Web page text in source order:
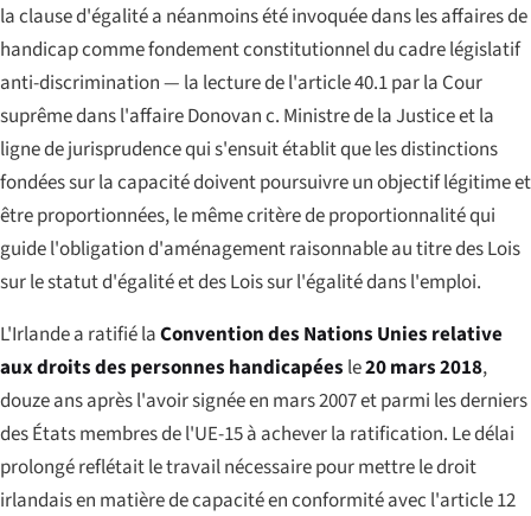
la clause d'égalité a néanmoins été invoquée dans les affaires de
handicap comme fondement constitutionnel du cadre législatif
anti-discrimination — la lecture de l'article 40.1 par la Cour
suprême dans l'affaireDonovan c. Ministre de la Justiceet la
ligne de jurisprudence qui s'ensuit établit que les distinctions
fondées sur la capacité doivent poursuivre un objectif légitime et
être proportionnées, le même critère de proportionnalité qui
guide l'obligation d'aménagement raisonnable au titre des Lois
sur le statut d'égalité et des Lois sur l'égalité dans l'emploi.
L'Irlande a ratifié laConvention des Nations Unies relative
aux droits des personnes handicapées le20 mars 2018,
douze ans après l'avoir signée en mars 2007 et parmi les derniers
des États membres de l'UE-15 à achever la ratification. Le délai
prolongé reflétait le travail nécessaire pour mettre le droit
irlandais en matière de capacité en conformité avec l'article 12